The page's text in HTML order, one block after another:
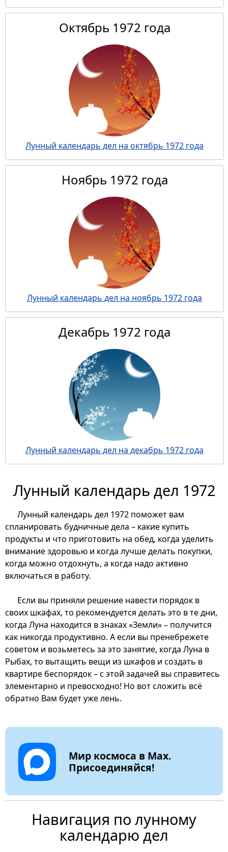
Октябрь 1972 года
Лунный календарь дел на октябрь 1972 года
Ноябрь 1972 года
Лунный календарь дел на ноябрь 1972 года
Декабрь 1972 года
Лунный календарь дел на декабрь 1972 года
Лунный календарь дел 1972
Лунный календарь дел 1972 поможет вам
спланировать будничные дела – какие купить
продукты и что приготовить на обед, когда уделить
внимание здоровью и когда лучше делать покупки,
когда можно отдохнуть, а когда надо активно
включаться в работу.
Если вы приняли решение навести порядок в
своих шкафах, то рекомендуется делать это в те дни,
когда Луна находится в знаках «Земли» – получится
как никогда продуктивно. А если вы пренебрежете
советом и возьметесь за это занятие, когда Луна в
Рыбах, то вытащить вещи из шкафов и создать в
квартире беспорядок – с этой задачей вы справитесь
элементарно и превосходно! Но вот сложить всё
обратно Вам будет уже лень.
Мир космоса в Max.
Присоединяйся!
Навигация по лунному
календарю дел